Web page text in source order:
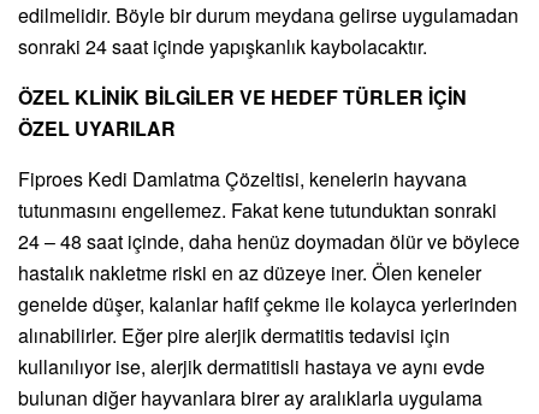
edilmelidir. Böyle bir durum meydana gelirse uygulamadan
sonraki 24 saat içinde yapışkanlık kaybolacaktır.
ÖZEL KLİNİK BİLGİLER VE HEDEF TÜRLER İÇİN
ÖZEL UYARILAR
Fiproes Kedi Damlatma Çözeltisi, kenelerin hayvana
tutunmasını engellemez. Fakat kene tutunduktan sonraki
24 – 48 saat içinde, daha henüz doymadan ölür ve böylece
hastalık nakletme riski en az düzeye iner. Ölen keneler
genelde düşer, kalanlar hafif çekme ile kolayca yerlerinden
alınabilirler. Eğer pire alerjik dermatitis tedavisi için
kullanılıyor ise, alerjik dermatitisli hastaya ve aynı evde
bulunan diğer hayvanlara birer ay aralıklarla uygulama